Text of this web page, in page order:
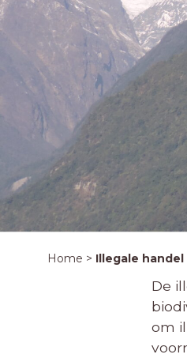
Home > Illegale
De
om